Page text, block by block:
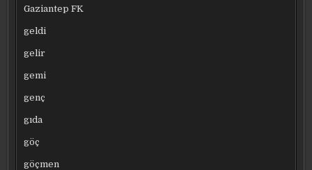
Gaziantep FK
geldi
gelir
gemi
genç
gıda
göç
göçmen